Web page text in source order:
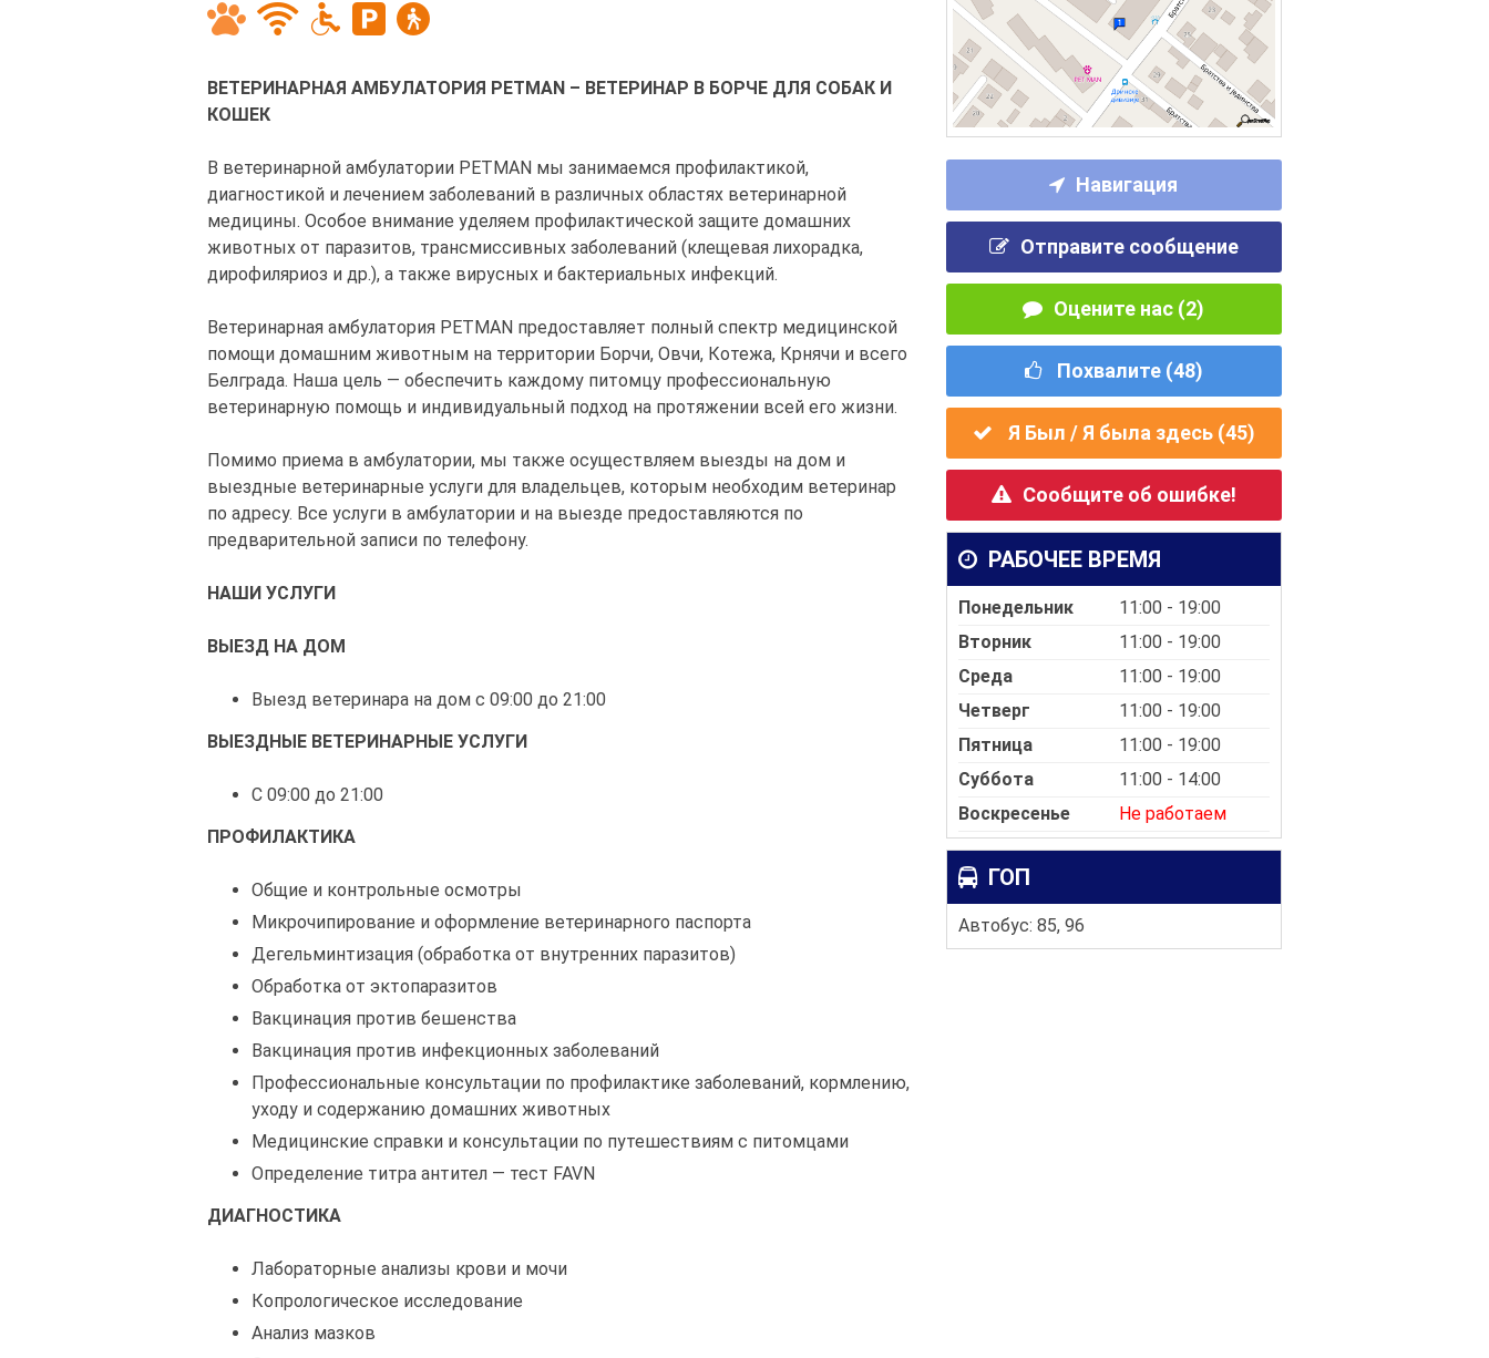
Навигация
Отправите сообщение
Оцените нас (2)
Похвалите (48)
Я Был / Я была здесь (45)
Сообщите об ошибке!
РАБОЧЕЕ ВРЕМЯ
Понедельник
11:00 - 19:00
Вторник
11:00 - 19:00
Среда
11:00 - 19:00
Четверг
11:00 - 19:00
Пятница
11:00 - 19:00
Суббота
11:00 - 14:00
Воскресенье
Не работаем
ГОП
Автобус: 85, 96
ВЕТЕРИНАРНАЯ АМБУЛАТОРИЯ PETMAN – ВЕТЕРИНАР В БОРЧЕ ДЛЯ СОБАК И
КОШЕК
В ветеринарной амбулатории PETMAN мы занимаемся профилактикой,
диагностикой и лечением заболеваний в различных областях ветеринарной
медицины. Особое внимание уделяем профилактической защите домашних
животных от паразитов, трансмиссивных заболеваний (клещевая лихорадка,
дирофиляриоз и др.), а также вирусных и бактериальных инфекций.
Ветеринарная амбулатория PETMAN предоставляет полный спектр медицинской
помощи домашним животным на территории Борчи, Овчи, Котежа, Крнячи и всего
Белграда. Наша цель — обеспечить каждому питомцу профессиональную
ветеринарную помощь и индивидуальный подход на протяжении всей его жизни.
Помимо приема в амбулатории, мы также осуществляем выезды на дом и
выездные ветеринарные услуги для владельцев, которым необходим ветеринар
по адресу. Все услуги в амбулатории и на выезде предоставляются по
предварительной записи по телефону.
НАШИ УСЛУГИ
ВЫЕЗД НА ДОМ
Выезд ветеринара на дом с 09:00 до 21:00
ВЫЕЗДНЫЕ ВЕТЕРИНАРНЫЕ УСЛУГИ
С 09:00 до 21:00
ПРОФИЛАКТИКА
Общие и контрольные осмотры
Микрочипирование и оформление ветеринарного паспорта
Дегельминтизация (обработка от внутренних паразитов)
Обработка от эктопаразитов
Вакцинация против бешенства
Вакцинация против инфекционных заболеваний
Профессиональные консультации по профилактике заболеваний, кормлению,
уходу и содержанию домашних животных
Медицинские справки и консультации по путешествиям с питомцами
Определение титра антител — тест FAVN
ДИАГНОСТИКА
Лабораторные анализы крови и мочи
Копрологическое исследование
Анализ мазков